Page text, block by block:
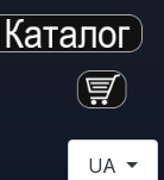
Оберіть
UA